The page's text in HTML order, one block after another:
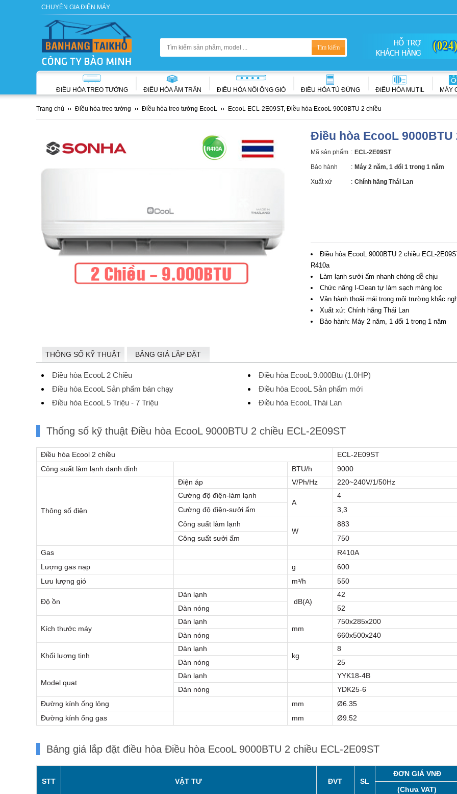
CHUYÊN GIA ĐIỆN MÁY
ĐIỀU HÒA TREO TƯỜNG ĐIỀU HÒA ÂM TRẦN ĐIỀU HÒA NỐI ỐNG GIÓ ĐIỀU HÒA TỦ ĐỨNG ĐIỀU HÒA MUTIL MÁY
Trang chủ Điều hòa treo tường Điều hòa treo tường EcooL EcooL ECL-2E09ST, Điều hòa EcooL 9000BTU 2 chiều
Điều hòa EcooL 9000BTU
Mã sản phẩm : ECL-2E09ST
Bảo hành : Máy 2 năm, 1 đổi 1 trong 1 năm
Xuất xứ : Chính hãng Thái Lan
Điều hòa EcooL 9000BTU 2 chiều ECL-
R410a
Làm lạnh sưởi ấm nhanh chóng dễ chịu
Chức năng I-Clean tự làm sạch màng lọc
Vận hành thoải mái trong môi trường khắc
Xuất xứ: Chính hãng Thái Lan
Bảo hành: Máy 2 năm, 1 đổi 1 trong 1 năm
THÔNG SỐ KỸ THUẬT BẢNG GIÁ LẮP ĐẶT
Điều hòa EcooL 2 Chiều
Điều hòa EcooL 9.000Btu (1.0HP)
Điều hòa EcooL Sản phẩm bán chạy
Điều hòa EcooL Sản phẩm mới
Điều hòa EcooL 5 Triệu - 7 Triệu
Điều hòa EcooL Thái Lan
Thống số kỹ thuật Điều hòa EcooL 9000BTU 2 chiều ECL-2E09ST
Điều hòa Ecool 2 chiều
ECL-2E09ST
Công suất làm lạnh danh định
BTU/h 9000
Thông số điện
Điện áp V/Ph/Hz
220~240V/1/50Hz
Cường độ điện-làm lạnh
A
4
Cường độ điện-sưởi ẩm
3,3
Công suất làm lạnh
W
883
Công suất sưởi ấm
750
Gas
R410A
Lượng gas nạp
g
600
Lưu lượng gió
mᵌ/h 550
Độ ồn
Dàn lạnh
dB(A)
42
Dàn nóng
52
Kích thước máy
Dàn lạnh
mm
750x285x200
Dàn nóng
660x500x240
Khối lượng tịnh
Dàn lạnh
kg
8
Dàn nóng
25
Model quạt
Dàn lạnh
YYK18-4B
Dàn nóng
YDK25-6
Đường kính ống lỏng
mm
Ø6.35
Đường kính ống gas
mm Ø9.52
Bảng giá lắp đặt điều hòa Điều hòa EcooL 9000BTU 2 chiều ECL-2E09ST
STT VẬT TƯ ĐVT SL
ĐƠN GIÁ VNĐ
(Chưa VAT)